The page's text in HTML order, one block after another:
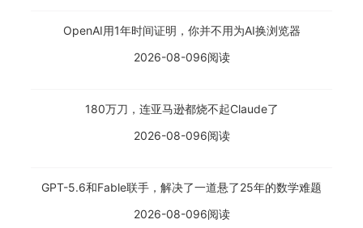
OpenAI用1年时间证明，你并不用为AI换浏览器
2026-08-096阅读
180万刀，连亚马逊都烧不起Claude了
2026-08-096阅读
GPT-5.6和Fable联手，解决了一道悬了25年的数学难题
2026-08-096阅读